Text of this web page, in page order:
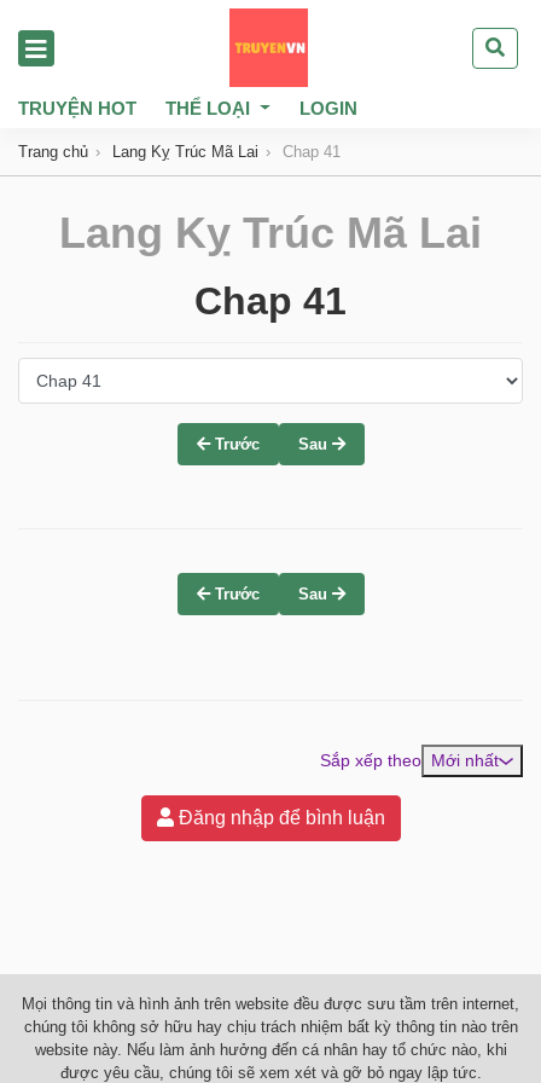
TRUYỆN HOT THỂ LOẠI LOGIN
Trang chủ Lang Kỵ Trúc Mã Lai Chap 41
Lang Kỵ Trúc Mã Lai
Chap 41
Trước Sau
Trước Sau
Sắp xếp theo Mới nhất
Đăng nhập để bình luận
Mọi thông tin và hình ảnh trên website đều được sưu tầm trên internet,
chúng tôi không sở hữu hay chịu trách nhiệm bất kỳ thông tin nào trên
website này. Nếu làm ảnh hưởng đến cá nhân hay tổ chức nào, khi
được yêu cầu, chúng tôi sẽ xem xét và gỡ bỏ ngay lập tức.